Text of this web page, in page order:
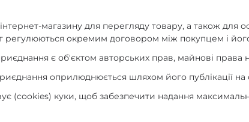
магазину для перегляду товару, а також
регулюються окремим договором між покупцем і
є об'єктом авторських прав, майнові
оприлюднюється шляхом його публікації на
(cookies) куки, щоб забезпечити надання